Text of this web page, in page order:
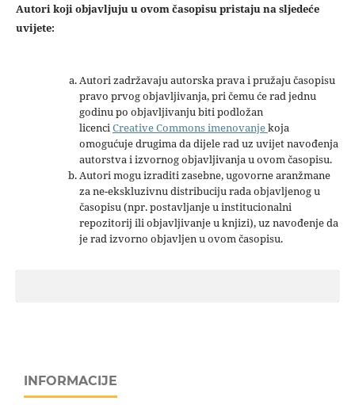
Autori koji objavljuju u ovom časopisu pristaju na sljedeće
uvijete:
Autori zadržavaju autorska prava i pružaju časopisu
pravo prvog objavljivanja, pri čemu će rad jednu
godinu po objavljivanju biti podložan
licenciCreative Commons imenovanjekoja
omogućuje drugima da dijele rad uz uvijet navođenja
autorstva i izvornog objavljivanja u ovom časopisu.
Autori mogu izraditi zasebne, ugovorne aranžmane
za ne-ekskluzivnu distribuciju rada objavljenog u
časopisu (npr. postavljanje u institucionalni
repozitorij ili objavljivanje u knjizi), uz navođenje da
je rad izvorno objavljen u ovom časopisu.
INFORMACIJE